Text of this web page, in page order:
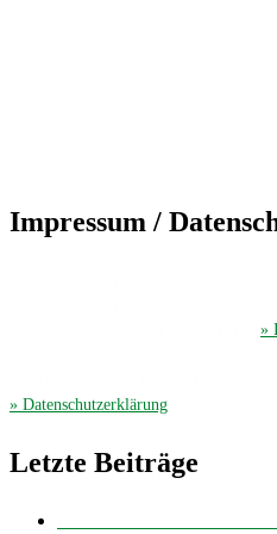
Impressum /
»
» Datenschutzerklärung
Letzte Beiträge